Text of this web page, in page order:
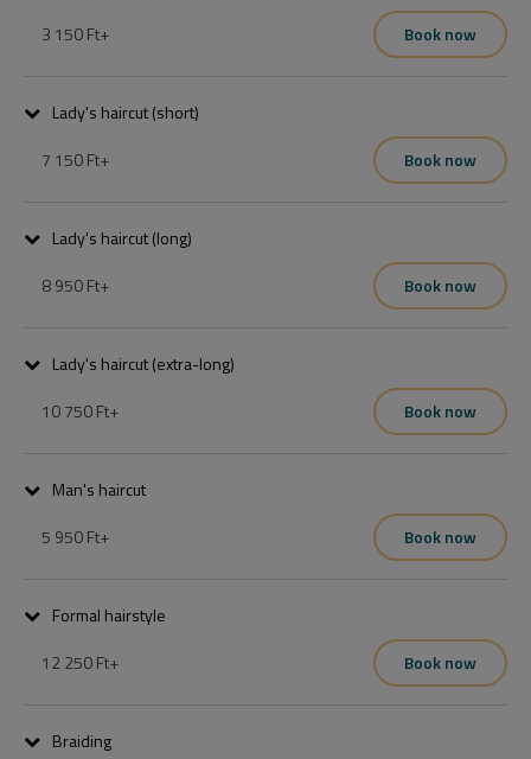
3 150 Ft+
Book now
A csomag mosást vágást és szárítást tartalmaz, finish termékekkel
befejezve.
Lady's haircut (short)
7 150 Ft+
Book now
A csomag mosást vágást és szárítást tartalmaz, finish termékekkel
befejezve.
Lady's haircut (long)
8 950 Ft+
Book now
A csomag mosást vágást és szárítást tartalmaz, finish termékekkel
befejezve.
Lady's haircut (extra-long)
10 750 Ft+
Book now
A csomag mosást vágást és szárítást tartalmaz, finish termékekkel
befejezve.
Man's haircut
5 950 Ft+
Book now
A csomag mosást vágást és szárítást tartalmaz, finish termékekkel
befejezve.
Formal hairstyle
12 250 Ft+
Book now
12250tól-23150ig hajhossztól és kéréstől függően.
Braiding